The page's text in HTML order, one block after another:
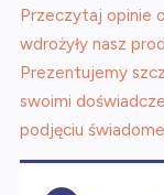
Przeczytaj opinie
wdrożyły nasz
Prezentujemy
swoimi
podjęciu